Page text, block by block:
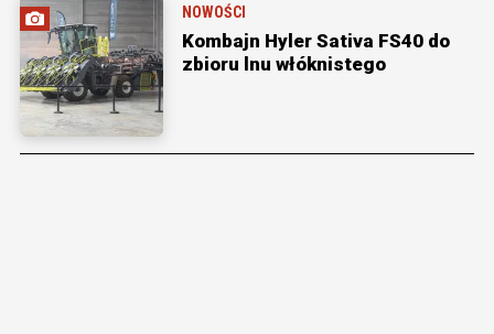
NOWOŚCI
Kombajn Hyler Sativa FS40 do
zbioru lnu włóknistego